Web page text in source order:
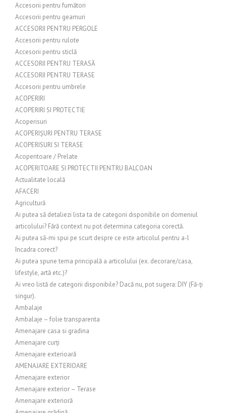
Accesorii pentru fumători
Accesorii pentru geamuri
ACCESORII PENTRU PERGOLE
Accesorii pentru rulote
Accesorii pentru sticlă
ACCESORII PENTRU TERASĂ
ACCESORII PENTRU TERASE
Accesorii pentru umbrele
ACOPERIRI
ACOPERIRI SI PROTECTIE
Acoperisuri
ACOPERIȘURI PENTRU TERASE
ACOPERISURI SI TERASE
Acoperitoare / Prelate
ACOPERITOARE SI PROTECTII PENTRU BALCOAN
Actualitate locală
AFACERI
Agricultură
Ai putea să detaliezi lista ta de categorii disponibile ori domeniul
articolului? Fără context nu pot determina categoria corectă.
Ai putea să-mi spui pe scurt despre ce este articolul pentru a-l
încadra corect?
Ai putea spune tema principală a articolului (ex. decorare/casa,
lifestyle, artă etc.)?
Ai vreo listă de categorii disponibile? Dacă nu, pot sugera: DIY (Fă-ți
singur).
Ambalaje
Ambalaje – folie transparenta
Amenajare casa si gradina
Amenajare curți
Amenajare exterioară
AMENAJARE EXTERIOARE
Amenajare exterior
Amenajare exterior – Terase
Amenajare exterioră